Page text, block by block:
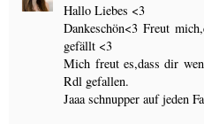
Hallo Liebes <3
Dankeschön<3 Freut
gefällt <3
Mich freut es,dass dir
Rdl gefallen.
Jaaa schnupper auf jeden